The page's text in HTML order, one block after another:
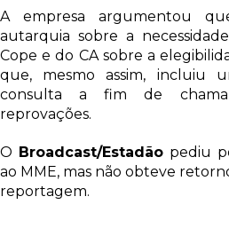
A empresa argumentou
autarquia sobre a
Cope e do CA sobre a
que, mesmo assim, incluiu
consulta a fim de
reprovações.
O Broadcast/Estadãopediu
ao MME, mas não obteve
reportagem.